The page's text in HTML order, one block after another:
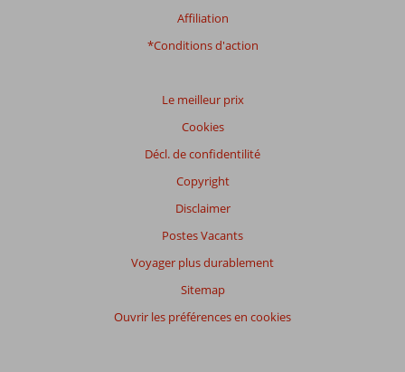
Affiliation
*Conditions d'action
Le meilleur prix
Cookies
Décl. de confidentilité
Copyright
Disclaimer
Postes Vacants
Voyager plus durablement
Sitemap
Ouvrir les préférences en cookies